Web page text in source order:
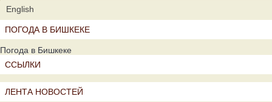
English
ПОГОДА В БИШКЕКЕ
Погода в Бишкеке
ССЫЛКИ
ЛЕНТА НОВОСТЕЙ